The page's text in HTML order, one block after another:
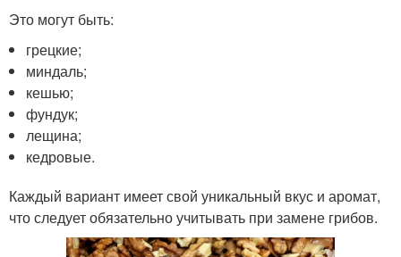
Это могут быть:
грецкие;
миндаль;
кешью;
фундук;
лещина;
кедровые.
Каждый вариант имеет свой уникальный вкус и аромат,
что следует обязательно учитывать при замене грибов.